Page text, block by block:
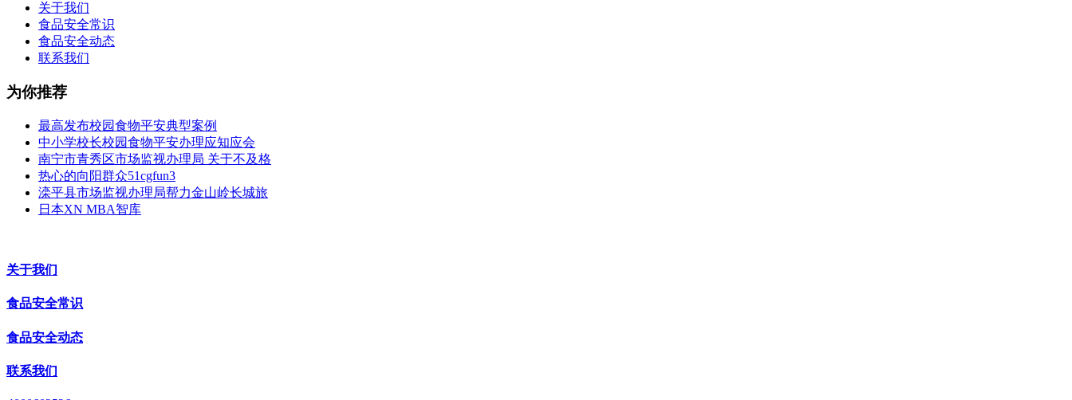
关于我们
食品安全常识
食品安全动态
联系我们
为你推荐
最高发布校园食物平安典型案例
中小学校长校园食物平安办理应知应会
南宁市青秀区市场监视办理局 关于不及格
热心的向阳群众51cgfun3
滦平县市场监视办理局帮力金山岭长城旅
日本XN MBA智库
关于我们
食品安全常识
食品安全动态
联系我们